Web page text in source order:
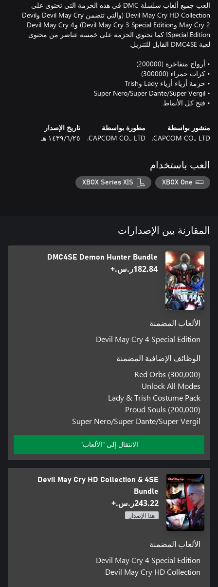
العب جميع ألعاب سلسلة DMC في هذه الحزمة التي تحتوي على
Devil May Cry HD Collection (والتي تتضمن Devil May Cry وDevil
May Cry 2 وDevil May Cry 3 Special Edition) وDevil May Cry 4
Special Edition! كما تحتوي الحزمة على خمسة عناصر من محتوى
• فتح كل الأنماط
منشور بواسطة
CAPCOM CO., LTD.
مطورة بواسطة
CAPCOM CO., LTD.
تاريخ الإصدار
٢٥‏/٦‏/١٤٣٩ هـ
العب باستخدام
XBOX One
XBOX Series X|S
المقارنة بين الإصدارات
DMC4SE Demon Hunter Bundle
‪ر.س.‏‎182.84‬+
الألعاب المضمنة
Devil May Cry 4 Special Edition
الوظائف الإضافية المضمنة
Red Orbs (300,000)
Unlock All Modes
Lady & Trish Costume Pack
Proud Souls (200,000)
Super Nero/Super Dante/Super Vergil
الانتقال إلى "الألعاب"
Devil May Cry HD Collection & 4SE
Bundle
‪ر.س.‏‎243.22‬+
هذا الإصدار
الألعاب المضمنة
Devil May Cry 4 Special Edition
Devil May Cry HD Collection